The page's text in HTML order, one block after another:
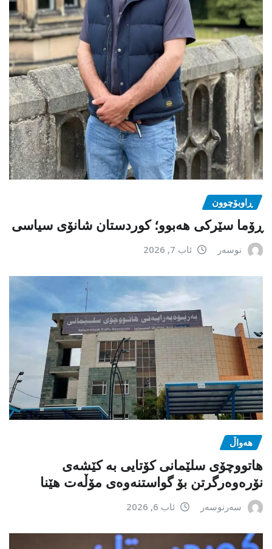
ڕاوبۆچوون
ڕۆما سێرکی هەبوو؛ کوردستان شانۆی سیاسی
نوسەر ئاب 7, 2026
هەواڵ
هاتووچۆی سلێمانی کۆتایی بە کێشەی
نۆرەوەرگرتن بۆ گواستنەوەی مۆڵەت هێنا
سەرنوسەر ئاب 6, 2026